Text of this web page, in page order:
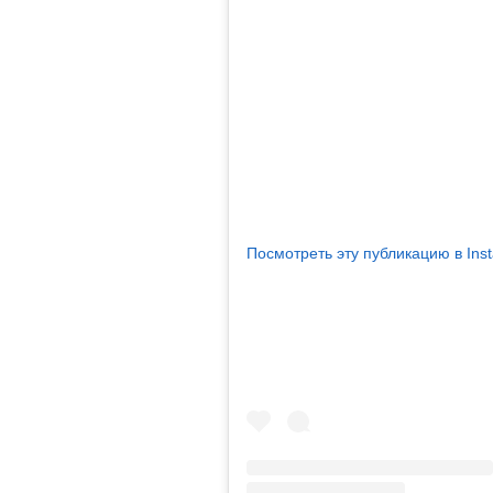
Посмотреть эту публикацию в